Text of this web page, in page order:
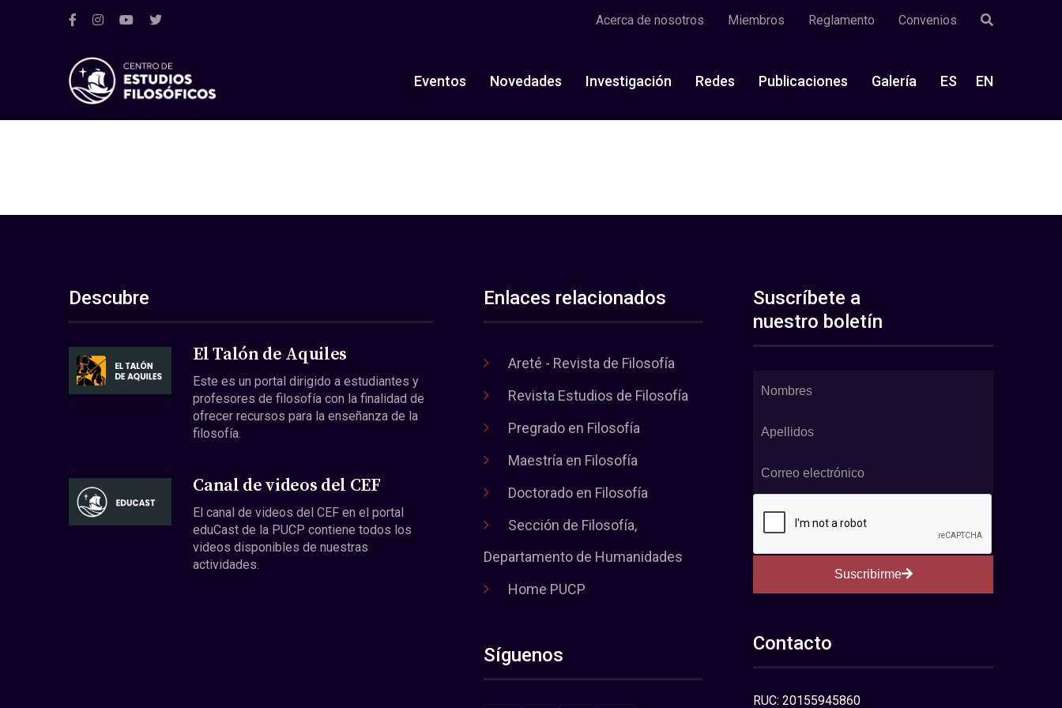
Acerca de nosotros Miembros Reglamento Convenios
Eventos Novedades Investigación Redes Publicaciones Galería ES EN
Descubre
El Talón de Aquiles
Este es un portal dirigido a estudiantes y
profesores de filosofía con la finalidad de
ofrecer recursos para la enseñanza de la
filosofía.
Canal de videos del CEF
El canal de videos del CEF en el portal
eduCast de la PUCP contiene todos los
videos disponibles de nuestras
actividades.
Enlaces relacionados
Areté - Revista de Filosofía
Revista Estudios de Filosofía
Pregrado en Filosofía
Maestría en Filosofía
Doctorado en Filosofía
Sección de Filosofía,
Departamento de Humanidades
Home PUCP
Síguenos
Suscríbete a
nuestro boletín
Suscribirme
Contacto
RUC: 20155945860